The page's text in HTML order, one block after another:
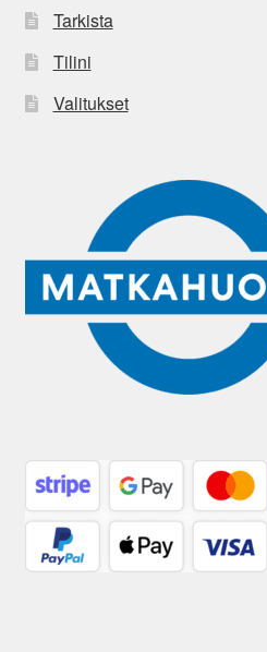
Tarkista
Tilini
Valitukset